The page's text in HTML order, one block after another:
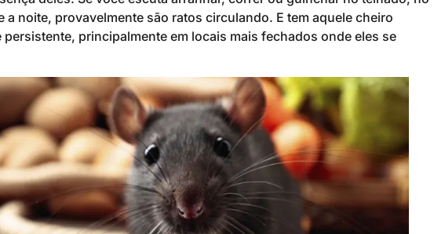
noite, provavelmente são ratos circulando. E tem aquele cheiro
principalmente em locais mais fechados onde eles se